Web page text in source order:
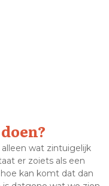
wat zintuigelijk
er zoiets als een
kan komt dat dan